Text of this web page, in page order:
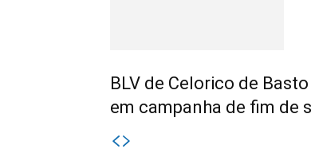
BLV de Celorico de
em campanha de fim de